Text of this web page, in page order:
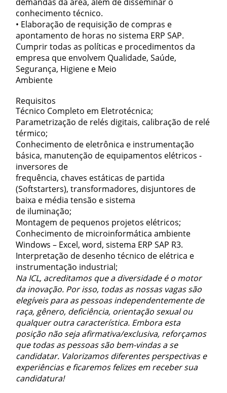
conhecimento técnico.
• Elaboração de requisição de compras e
apontamento de horas no sistema ERP SAP.
Cumprir todas as políticas e procedimentos da
empresa que envolvem Qualidade, Saúde,
Segurança, Higiene e Meio
Ambiente
Requisitos
Técnico Completo em Eletrotécnica;
Parametrização de relés digitais, calibração de relé
térmico;
Conhecimento de eletrônica e instrumentação
básica, manutenção de equipamentos elétricos -
inversores de
frequência, chaves estáticas de partida
(Softstarters), transformadores, disjuntores de
baixa e média tensão e sistema
de iluminação;
Montagem de pequenos projetos elétricos;
Conhecimento de microinformática ambiente
Windows – Excel, word, sistema ERP SAP R3.
Interpretação de desenho técnico de elétrica e
instrumentação industrial;
Na ICL, acreditamos que a diversidade é o motor
da inovação. Por isso, todas as nossas vagas são
elegíveis para as pessoas independentemente de
raça, gênero, deficiência, orientação sexual ou
qualquer outra característica. Embora esta
posição não seja afirmativa/exclusiva, reforçamos
que todas as pessoas são bem-vindas a se
candidatar. Valorizamos diferentes perspectivas e
experiências e ficaremos felizes em receber sua
candidatura!